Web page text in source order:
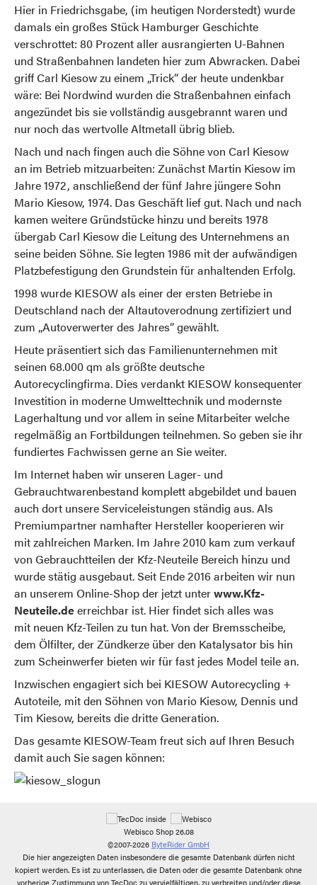
Hier in Friedrichsgabe, (im heutigen Norderstedt) wurde
damals ein großes Stück Hamburger Geschichte
verschrottet: 80 Prozent aller ausrangierten U-Bahnen
und Straßenbahnen landeten hier zum Abwracken. Dabei
griff Carl Kiesow zu einem „Trick“ der heute undenkbar
wäre: Bei Nordwind wurden die Straßenbahnen einfach
angezündet bis sie vollständig ausgebrannt waren und
nur noch das wertvolle Altmetall übrig blieb.
Nach und nach fingen auch die Söhne von Carl Kiesow
an im Betrieb mitzuarbeiten: Zunächst Martin Kiesow im
Jahre 1972, anschließend der fünf Jahre jüngere Sohn
Mario Kiesow, 1974. Das Geschäft lief gut. Nach und nach
kamen weitere Gründstücke hinzu und bereits 1978
übergab Carl Kiesow die Leitung des Unternehmens an
seine beiden Söhne. Sie legten 1986 mit der aufwändigen
Platzbefestigung den Grundstein für anhaltenden Erfolg.
1998 wurde KIESOW als einer der ersten Betriebe in
Deutschland nach der Altautoverodnung zertifiziert und
zum „Autoverwerter des Jahres“ gewählt.
Heute präsentiert sich das Familienunternehmen mit
seinen 68.000 qm als größte deutsche
Autorecyclingfirma. Dies verdankt KIESOW konsequenter
Investition in moderne Umwelttechnik und modernste
Lagerhaltung und vor allem in seine Mitarbeiter welche
regelmäßig an Fortbildungen teilnehmen. So geben sie ihr
fundiertes Fachwissen gerne an Sie weiter.
Im Internet haben wir unseren Lager- und
Gebrauchtwarenbestand komplett abgebildet und bauen
auch dort unsere Serviceleistungen ständig aus. Als
Premiumpartner namhafter Hersteller kooperieren wir
mit zahlreichen Marken. Im Jahre 2010 kam zum verkauf
von Gebrauchtteilen der Kfz-Neuteile Bereich hinzu und
wurde stätig ausgebaut. Seit Ende 2016 arbeiten wir nun
an unserem Online-Shop der jetzt unterwww.Kfz-
Neuteile.deerreichbar ist. Hier findet sich alles was
mit neuen Kfz-Teilen zu tun hat. Von der Bremsscheibe,
dem Ölfilter, der Zündkerze über den Katalysator bis hin
zum Scheinwerfer bieten wir für fast jedes Model teile an.
Inzwischen engagiert sich bei KIESOW Autorecycling +
Autoteile, mit den Söhnen von Mario Kiesow, Dennis und
Tim Kiesow, bereits die dritte Generation.
Das gesamte KIESOW-Team freut sich auf Ihren Besuch
damit auch Sie sagen können:
Webisco Shop 26.08
©2007-2026 ByteRider GmbH
Die hier angezeigten Daten insbesondere die gesamte Datenbank dürfen nicht
kopiert werden. Es ist zu unterlassen, die Daten oder die gesamte Datenbank ohne
vorherige Zustimmung von TecDoc zu vervielfältigen, zu verbreiten und/oder diese